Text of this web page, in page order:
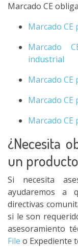
Marcado CE
Marcado
Marcado
industrial
Marcado
Marcado
Marcado
¿Necesita
un
Si necesita
ayudaremos a
directivas
si le son
asesoramiento
File o Expediente